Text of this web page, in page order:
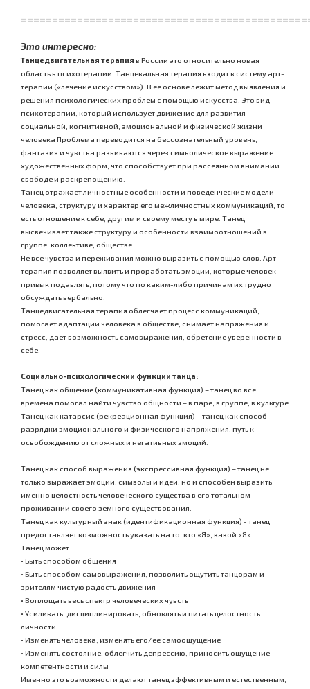
Это интересно:
Танцедвигательная терапия в России это относительно новая
область в психотерапии. Танцевальная терапия входит в систему арт-
терапии («лечение искусством»). В ее основе лежит метод выявления и
решения психологических проблем с помощью искусства. Это вид
психотерапии, который использует движение для развития
социальной, когнитивной, эмоциональной и физической жизни
человека Проблема переводится на бессознательный уровень,
фантазия и чувства развиваются через символическое выражение
художественных форм, что способствует при рассеянном внимании
свободе и раскрепощению.
Танец отражает личностные особенности и поведенческие модели
человека, структуру и характер его межличностных коммуникаций, то
есть отношение к себе, другим и своему месту в мире. Танец
высвечивает также структуру и особенности взаимоотношений в
группе, коллективе, обществе.
Не все чувства и переживания можно выразить с помощью слов. Арт-
терапия позволяет выявить и проработать эмоции, которые человек
привык подавлять, потому что по каким-либо причинам их трудно
обсуждать вербально.
Танцедвигательная терапия облегчает процесс коммуникаций,
помогает адаптации человека в обществе, снимает напряжения и
стресс, дает возможность самовыражения, обретение уверенности в
себе.
Социально-психологическии функции танца:
Танец как общение (коммуникативная функция) – танец во все
времена помогал найти чувство общности – в паре, в группе, в культуре
Танец как катарсис (рекреационная функция) – танец как способ
разрядки эмоционального и физического напряжения, путь к
освобождению от сложных и негативных эмоций.
Танец как способ выражения (экспрессивная функция) – танец не
только выражает эмоции, символы и идеи, но и способен выразить
именно целостность человеческого существа в его тотальном
проживании своего земного существования.
Танец как культурный знак (идентификационная функция) - танец
предоставляет возможность указать на то, кто «Я», какой «Я».
Танец может:
• Быть способом общения
• Быть способом самовыражения, позволить ощутить танцорам и
зрителям чистую радость движения
• Воплощать весь спектр человеческих чувств
• Усиливать, дисциплинировать, обновлять и питать целостность
личности
• Изменять человека, изменять его/ее самоощущение
• Изменять состояние, облегчить депрессию, приносить ощущение
компетентности и силы
Именно это возможности делают танец эффективным и естественным,